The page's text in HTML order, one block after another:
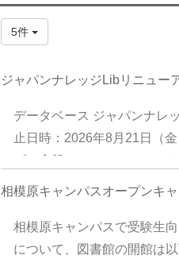
5件
ジャパンナレッジLibリニュー
データベース ジャパンナレ
止日時：2026年8月21日（
ビス全般 （ジャパンナ
停止いたします ＊作業の進
時間がかかる場合がござい
相模原キャンパスオープンキ
相模原キャンパスで受験生
について、図書館